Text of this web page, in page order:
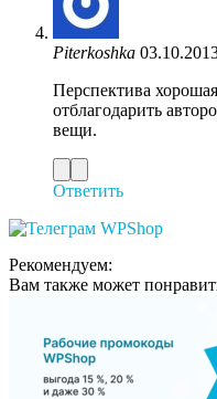
Piterkoshka
Перспектива
отблагодарить
вещи.
Ответить
Рекомендуем:
Вам также может